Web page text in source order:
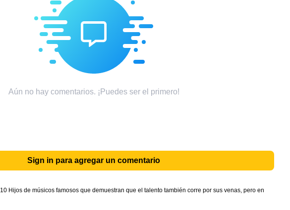
Aún no hay comentarios. ¡Puedes ser el primero!
Sign in para agregar un comentario
10 Hijos de músicos famosos que demuestran que el talento también corre por sus venas, pero en